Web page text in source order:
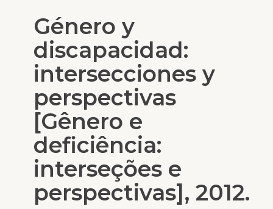
Género y
discapacidad:
intersecciones y
perspectivas
[Gênero e
deficiência:
interseções e
perspectivas], 2012.